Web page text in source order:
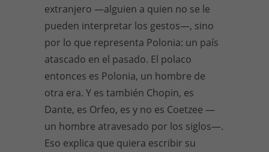
extranjero —alguien a quien no se le
pueden interpretar los gestos—, sino
por lo que representa Polonia: un país
atascado en el pasado. El polaco
entonces es Polonia, un hombre de
otra era. Y es también Chopin, es
Dante, es Orfeo, es y no es Coetzee —
un hombre atravesado por los siglos—.
Eso explica que quiera escribir su